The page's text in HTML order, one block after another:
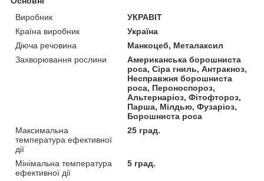
Виробник
УКРАВІТ
Країна виробник
Україна
Діюча речовина
Манкоцеб, Металаксил
Захворювання рослини
Американська борошниста
роса, Сіра гниль, Антракноз,
Несправжня борошниста
роса, Пероноспороз,
Альтернаріоз, Фітофтороз,
Парша, Мілдью, Фузаріоз,
Борошниста роса
Максимальна
температура ефективної
дії
25 град.
Мінімальна температура
ефективної дії
5 град.